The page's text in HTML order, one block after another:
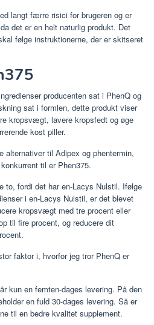
langt færre risici for brugeren og er
det er en helt naturlig produkt. Det
følge instruktionerne, der er skitseret
producenten sat i PhenQ og
sat i formlen, dette produkt viser
kropsvægt, lavere kropsfedt og øge
kost piller.
alternativer til Adipex og phentermin,
til er Phen375.
to, fordi det har en-Lacys Nulstil. Ifølge
i en-Lacys Nulstil, er det blevet
kropsvægt med tre procent eller
til fire procent, og reducere dit
faktor i, hvorfor jeg tror PhenQ er
kun en femten-dages levering. På den
en fuld 30-dages levering. Så er
til en bedre kvalitet supplement.